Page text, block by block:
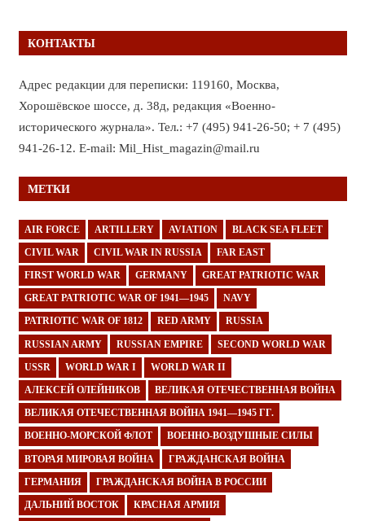
КОНТАКТЫ
Адрес редакции для переписки: 119160, Москва,
Хорошёвское шоссе, д. 38д, редакция «Военно-
исторического журнала». Тел.: +7 (495) 941-26-50; + 7 (495)
941-26-12. E-mail: Mil_Hist_magazin@mail.ru
МЕТКИ
AIR FORCE ARTILLERY AVIATION BLACK SEA FLEET
CIVIL WAR CIVIL WAR IN RUSSIA FAR EAST
FIRST WORLD WAR GERMANY GREAT PATRIOTIC WAR
GREAT PATRIOTIC WAR OF 1941—1945 NAVY
PATRIOTIC WAR OF 1812 RED ARMY RUSSIA
RUSSIAN ARMY RUSSIAN EMPIRE SECOND WORLD WAR
USSR WORLD WAR I WORLD WAR II
АЛЕКСЕЙ ОЛЕЙНИКОВ ВЕЛИКАЯ ОТЕЧЕСТВЕННАЯ ВОЙНА
ВЕЛИКАЯ ОТЕЧЕСТВЕННАЯ ВОЙНА 1941—1945 ГГ.
ВОЕННО-МОРСКОЙ ФЛОТ ВОЕННО-ВОЗДУШНЫЕ СИЛЫ
ВТОРАЯ МИРОВАЯ ВОЙНА ГРАЖДАНСКАЯ ВОЙНА
ГЕРМАНИЯ ГРАЖДАНСКАЯ ВОЙНА В РОССИИ
ДАЛЬНИЙ ВОСТОК КРАСНАЯ АРМИЯ